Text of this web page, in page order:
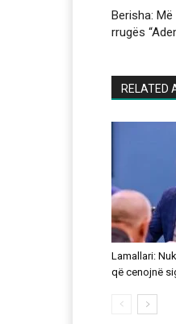
Berisha:
rrugës
RELATED
Lamallari:
që cenojnë